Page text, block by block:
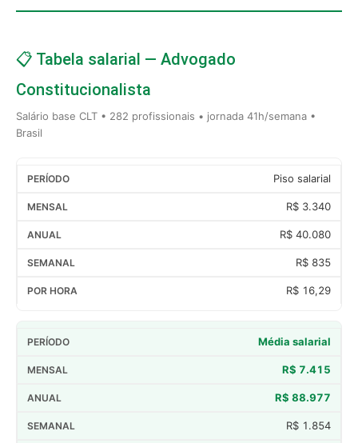
📋 Tabela salarial — Advogado
Constitucionalista
Salário base CLT • 282 profissionais • jornada 41h/semana •
Brasil
Piso salarial
R$ 3.340
R$ 40.080
R$ 835
R$ 16,29
Média salarial
R$ 7.415
R$ 88.977
R$ 1.854